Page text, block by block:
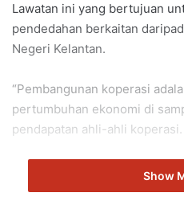
Lawatan ini yang bertujuan
pendedahan berkaitan
Negeri Kelantan.
“Pembangunan koperasi
pertumbuhan ekonomi di
pendapatan ahli-ahli koperasi.
“Koperasi-koperasi di negara
peringkat antarabangsa
Show